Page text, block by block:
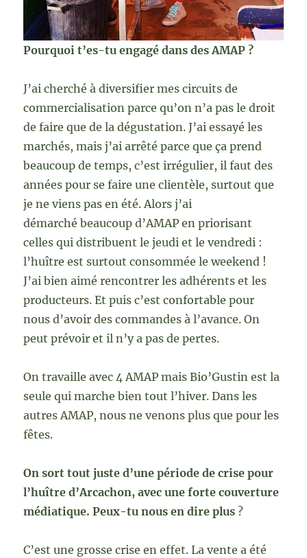
Pourquoi t’es-tu engagé dans des AMAP ?
J’ai cherché à diversifier mes circuits de
commercialisation parce qu’on n’a pas le droit
de faire que de la dégustation. J’ai essayé les
marchés, mais j’ai arrêté parce que ça prend
beaucoup de temps, c’est irrégulier, il faut des
années pour se faire une clientèle, surtout que
je ne viens pas en été. Alors j’ai
démarché beaucoup d’AMAP en priorisant
celles qui distribuent le jeudi et le vendredi :
l’huître est surtout consommée le weekend !
J’ai bien aimé rencontrer les adhérents et les
producteurs. Et puis c’est confortable pour
nous d’avoir des commandes à l’avance. On
peut prévoir et il n’y a pas de pertes.
On travaille avec 4 AMAP mais Bio’Gustin est la
seule qui marche bien tout l’hiver. Dans les
autres AMAP, nous ne venons plus que pour les
fêtes.
On sort tout juste d’une période de crise pour
l’huître d’Arcachon, avec une forte couverture
médiatique. Peux-tu nous en dire plus ?
C’est une grosse crise en effet. La vente a été